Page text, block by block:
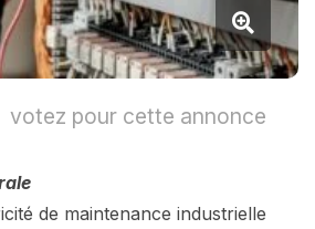
votez pour cette annonce
de maintenance industrielle